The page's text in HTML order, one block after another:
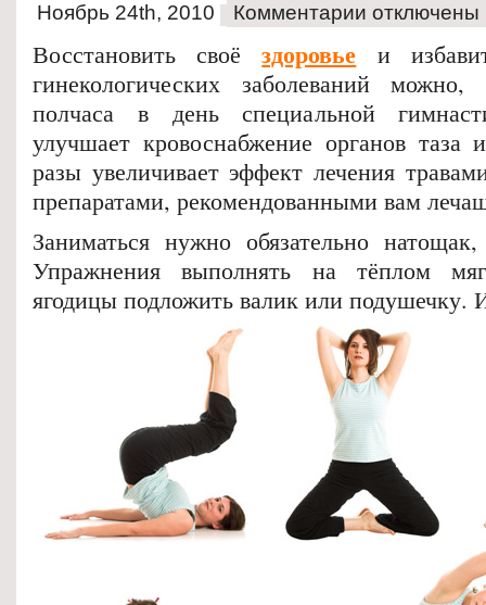
Ноябрь 24th, 2010 Комментарии отключены
Восстановить своёздоровье и
гинекологических заболеваний
полчаса в день специальной
улучшает кровоснабжение органов таза
разы увеличивает эффект лечения
препаратами, рекомендованными вам
Заниматься нужно обязательно
Упражнения выполнять на тёплом
ягодицы подложить валик или подушечку.